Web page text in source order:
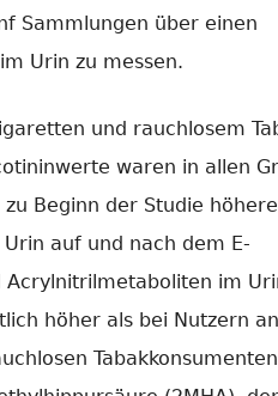
Sammlungen über einen
Urin zu messen.
und rauchlosem
waren in allen
Beginn der Studie höhere
auf und nach dem E-
im
höher als bei Nutzern